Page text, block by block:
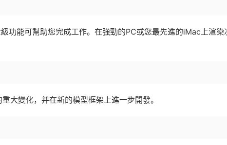
功能可幫助您完成工作。在強勁的PC或您最先進的iMac上渲染
大變化，并在新的模型框架上進一步開發。